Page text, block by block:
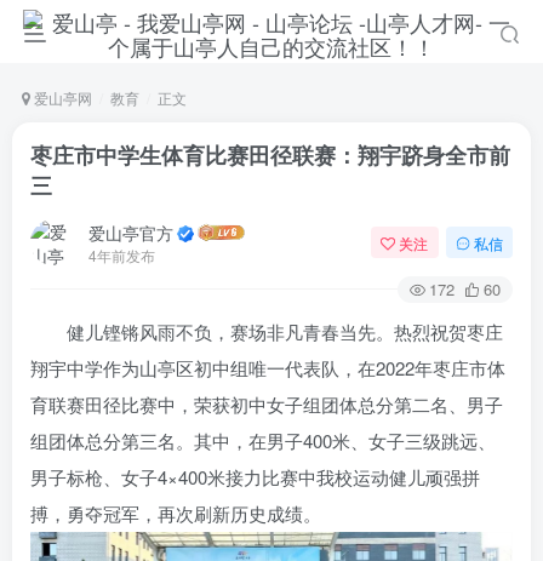
爱山亭网 教育 正文
枣庄市中学生体育比赛田径联赛：翔宇跻身全市前
三
爱山亭官方
4年前发布
关注 私信
172 60
健儿铿锵风雨不负，赛场非凡青春当先。热烈祝贺枣庄
翔宇中学作为山亭区初中组唯一代表队，在2022年枣庄市体
育联赛田径比赛中，荣获初中女子组团体总分第二名、男子
组团体总分第三名。其中，在男子400米、女子三级跳远、
男子标枪、女子4×400米接力比赛中我校运动健儿顽强拼
搏，勇夺冠军，再次刷新历史成绩。
登录
没有账号？立即注册
手机号